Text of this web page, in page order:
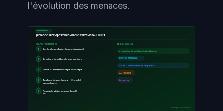
l'évolution des menaces.
CONFORMITÉ
procedure-gestion-incidents-iso-27001
ÉTAPES / CONTRÔLES
1 Contexte réglementaire et normatif
2 Structure détaillée de la procédure
3 Guide d'utilisation étape par étape
4
Tableau des contrôles — Checklist
procédure…
5
Points de vigilance pour l'audit
de…
EXIGENCES CLÉS
procédure de gestion des incidents…
ISO/IEC 27001:2022
A.5.24 — Planification et préparatio…
Ayi NEDJIMI
24 heures
ayinedjimi-consultants.fr